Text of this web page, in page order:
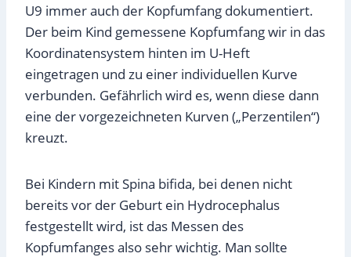
U9 immer auch der Kopfumfang dokumentiert.
Der beim Kind gemessene Kopfumfang wir in das
Koordinatensystem hinten im U-Heft
eingetragen und zu einer individuellen Kurve
verbunden. Gefährlich wird es, wenn diese dann
eine der vorgezeichneten Kurven („Perzentilen“)
kreuzt.
Bei Kindern mit Spina bifida, bei denen nicht
bereits vor der Geburt ein Hydrocephalus
festgestellt wird, ist das Messen des
Kopfumfanges also sehr wichtig. Man sollte